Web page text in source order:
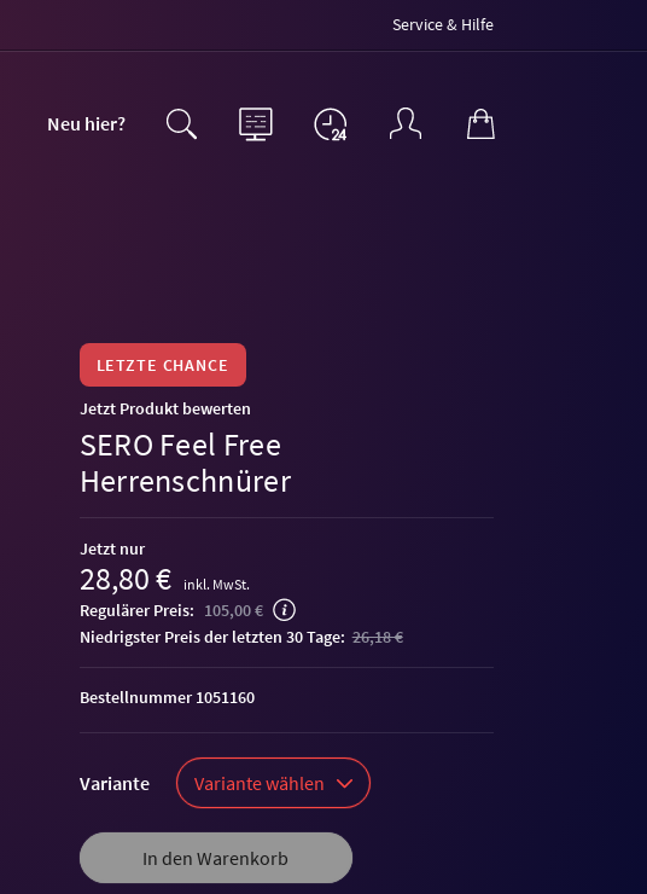
Service & Hilfe
Neu hier?
LETZTE CHANCE
Jetzt Produkt bewerten
SERO Feel Free
Herrenschnürer
Jetzt nur
28,80 € inkl. MwSt.
Regulärer Preis: 105,00 €
niedrigster Preis der letzten 30 Tage: 26,18 €
Variante Variante wählen
In den Warenkorb
Bestellnummer 1051160